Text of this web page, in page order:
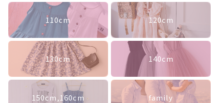
110cm 120cm
130cm 140cm
150cm,160cm family
最近チェックした商品
注文履歴
ご利用ガイド
当店について